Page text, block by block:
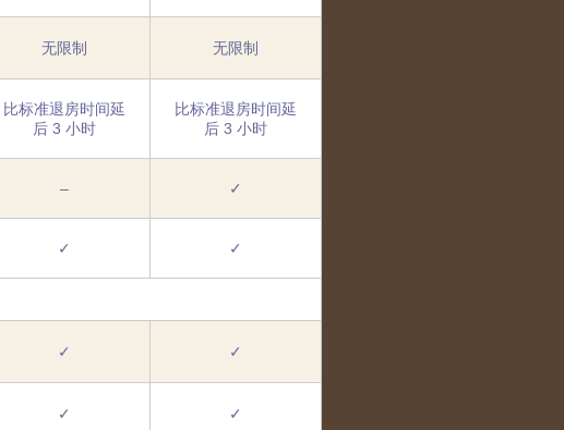
无限制 无限制
比标准退房时间延
后 3 小时
比标准退房时间延
后 3 小时
– ✓
✓ ✓
✓ ✓
✓ ✓